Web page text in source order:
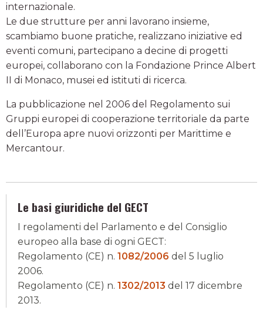
internazionale.
Le due strutture per anni lavorano insieme,
scambiamo buone pratiche, realizzano iniziative ed
eventi comuni, partecipano a decine di progetti
europei, collaborano con la Fondazione Prince Albert
II di Monaco, musei ed istituti di ricerca.
La pubblicazione nel 2006 del Regolamento sui
Gruppi europei di cooperazione territoriale da parte
dell’Europa apre nuovi orizzonti per Marittime e
Mercantour.
Le basi giuridiche del GECT
I regolamenti del Parlamento e del Consiglio
europeo alla base di ogni GECT:
Regolamento (CE) n. 1082/2006 del 5 luglio
2006.
Regolamento (CE) n. 1302/2013 del 17 dicembre
2013.